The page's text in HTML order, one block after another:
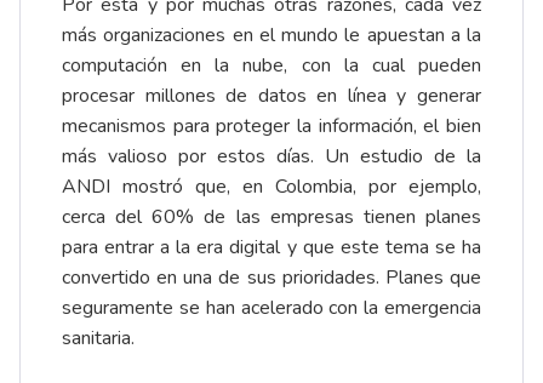
más organizaciones en el mundo le apuestan a la
computación en la nube, con la cual pueden
procesar millones de datos en línea y generar
mecanismos para proteger la información, el bien
más valioso por estos días. Un estudio de la
ANDI mostró que, en Colombia, por ejemplo,
cerca del 60% de las empresas tienen planes
para entrar a la era digital y que este tema se ha
convertido en una de sus prioridades. Planes que
seguramente se han acelerado con la emergencia
sanitaria.